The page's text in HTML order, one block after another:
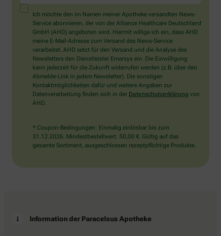
ein
Mensch?
Dann
wählen
Sie
bitte
das
Auto.
Ich möchte den im Namen meiner Apotheke versandten News-
Service abonnieren, der von der Alliance Healthcare Deutschland
GmbH (AHD) angeboten wird. Hiermit willige ich ein, dass AHD
meine E-Mail-Adresse zum Versand des News-Service
verarbeitet. AHD setzt für den Versand und die Analyse des
Newsletters den Dienstleister Emarsys ein. Die Einwilligung
kann jederzeit für die Zukunft widerrufen werden (z.B. über den
Abmelde-Link in jedem Newsletter). Die sonstigen
Kontaktmöglichkeiten dafür und weitere Angaben zur
Datenverarbeitung finden sich in der Datenschutzerklärung von
AHD.
* Coupon-Bedingungen: Einmalig einlösbar bis zum
31.12.2026. Mindestbestellwert: 50,00 €. Gültig auf das
gesamte Sortiment, ausgeschlossen rezeptpflichtige Produkte.
Information der Paracelsus Apotheke